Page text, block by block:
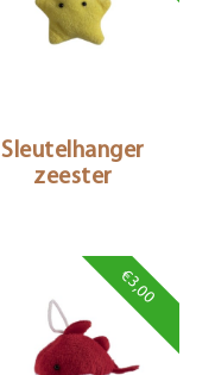
Sleutelhanger
zeester
€3,00